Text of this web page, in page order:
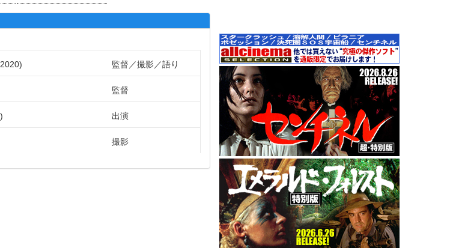
2020 監督 撮影 語り
監督
出演
撮影